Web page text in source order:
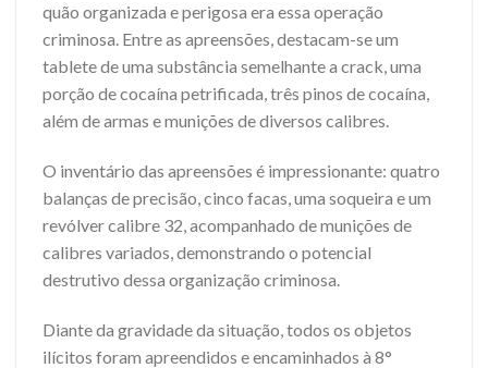
quão organizada e perigosa era essa operação
criminosa. Entre as apreensões, destacam-se um
tablete de uma substância semelhante a crack, uma
porção de cocaína petrificada, três pinos de cocaína,
além de armas e munições de diversos calibres.
O inventário das apreensões é impressionante: quatro
balanças de precisão, cinco facas, uma soqueira e um
revólver calibre 32, acompanhado de munições de
calibres variados, demonstrando o potencial
destrutivo dessa organização criminosa.
Diante da gravidade da situação, todos os objetos
ilícitos foram apreendidos e encaminhados à 8°